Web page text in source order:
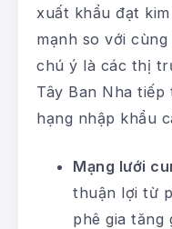
xuất khẩu đạt
mạnh so với
chú ý là các thị
Tây Ban Nha
hạng nhập khẩu
Mạng lưới
thuận lợi từ
phê gia tăng